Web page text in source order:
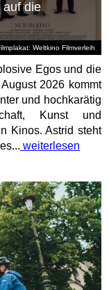
Weltkino Filmverleih
auf die
Egos und die
2026 kommt
und hochkarätig
Kunst und
Kinos. Astrid steht
weiterlesen